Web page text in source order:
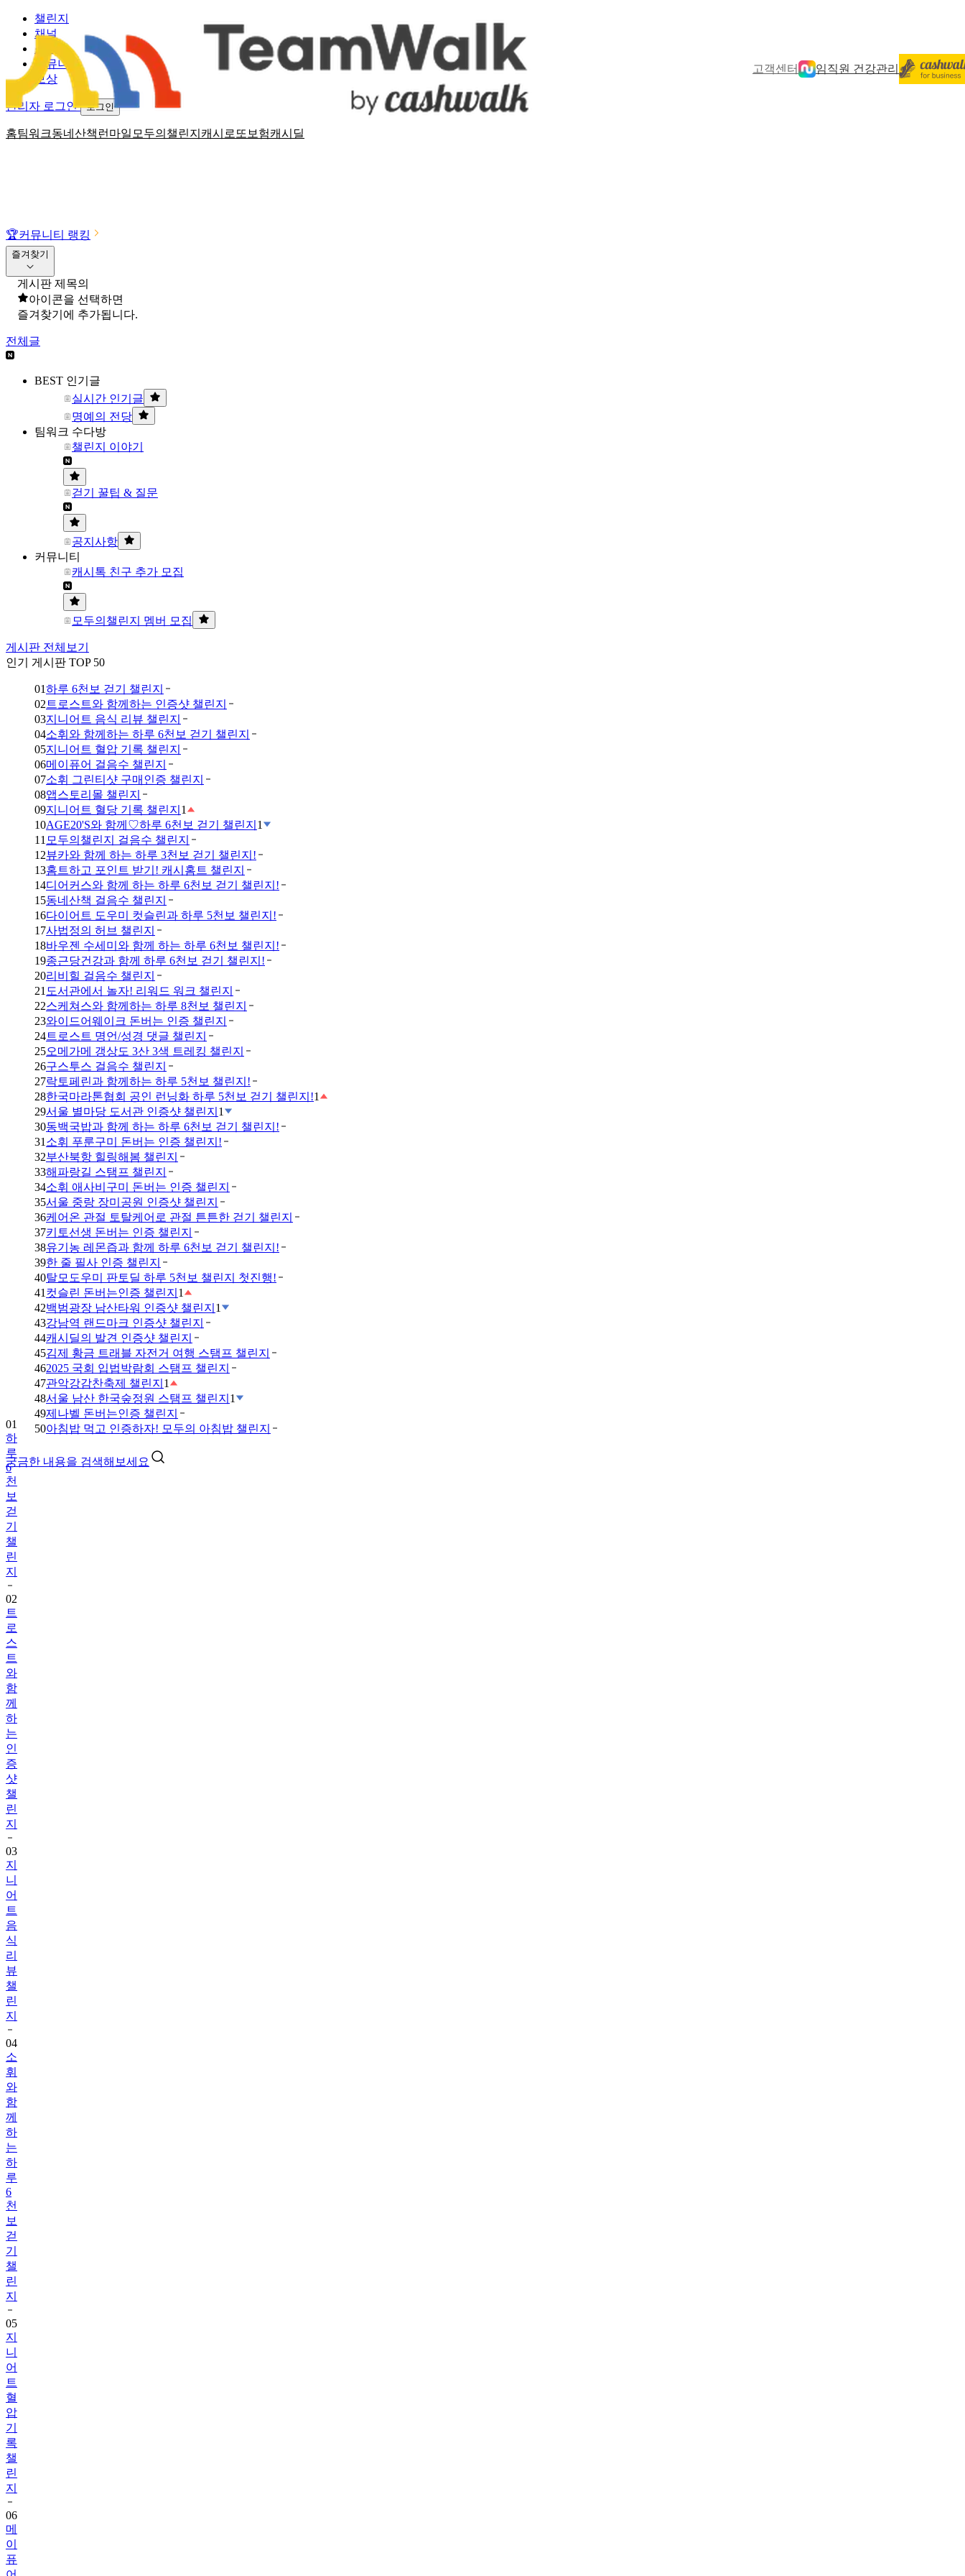
고객센터 임직원 건강관리
홈팀워크동네산책 런마일 모두의챌린지 캐시로또 보험캐시딜
챌린지
채널
소식
커뮤니티
보상
관리자 로그인 로그인
🏆커뮤니티 랭킹
즐겨찾기
게시판 제목의
아이콘을 선택하면
즐겨찾기에 추가됩니다.
전체글
BEST 인기글
실시간 인기글
명예의 전당
팀워크 수다방
챌린지 이야기
걷기 꿀팁 & 질문
공지사항
커뮤니티
캐시톡 친구 추가 모집
모두의챌린지 멤버 모집
게시판 전체보기
인기 게시판 TOP 50
01하루 6천보 걷기 챌린지
02 트로스트와 함께하는 인증샷 챌린지
03지니어트 음식 리뷰 챌린지
04소휘와 함께하는 하루 6천보 걷기 챌린지
05지니어트 혈압 기록 챌린지
06메이퓨어 걸음수 챌린지
07소휘 그린티샷 구매인증 챌린지
08앱스토리몰 챌린지
09지니어트 혈당 기록 챌린지 1
10AGE20'S와 함께♡하루 6천보 걷기 챌린지 1
11 모두의챌린지 걸음수 챌린지
12뷰카와 함께 하는 하루 3천보 걷기 챌린지!
13홈트하고 포인트 받기! 캐시홈트 챌린지
14디어커스와 함께 하는 하루 6천보 걷기 챌린지!
15동네산책 걸음수 챌린지
16다이어트 도우미 컷슬린과 하루 5천보 챌린지!
17사법정의 허브 챌린지
18바우젠 수세미와 함께 하는 하루 6천보 챌린지!
19종근당건강과 함께 하루 6천보 걷기 챌린지!
20리비힐 걸음수 챌린지
21 도서관에서 놀자! 리워드 워크 챌린지
22스케쳐스와 함께하는 하루 8천보 챌린지
23와이드어웨이크 돈버는 인증 챌린지
24트로스트 명언/성경 댓글 챌린지
25오메가메 갱상도 3산 3색 트레킹 챌린지
26구스투스 걸음수 챌린지
27락토페린과 함께하는 하루 5천보 챌린지!
28한국마라톤협회 공인 런닝화 하루 5천보 걷기 챌린지!1
29서울 별마당 도서관 인증샷 챌린지 1
30동백국밥과 함께 하는 하루 6천보 걷기 챌린지!
31 소휘 푸룬구미 돈버는 인증 챌린지!
32부산북항 힐링해봄 챌린지
33해파랑길 스탬프 챌린지
34소휘 애사비구미 돈버는 인증 챌린지
35서울 중랑 장미공원 인증샷 챌린지
36케어온 관절 토탈케어로 관절 튼튼한 걷기 챌린지
37키토선생 돈버는 인증 챌린지
38유기농 레몬즙과 함께 하루 6천보 걷기 챌린지!
39한 줄 필사 인증 챌린지
40탈모도우미 판토딜 하루 5천보 챌린지 첫진행!
41 컷슬린 돈버는인증 챌린지 1
42백범광장 남산타워 인증샷 챌린지 1
43강남역 랜드마크 인증샷 챌린지
44캐시딜의 발견 인증샷 챌린지
45김제 황금 트래블 자전거 여행 스탬프 챌린지
462025 국회 입법박람회 스탬프 챌린지
47관악강감찬축제 챌린지 1
48서울 남산 한국숲정원 스탬프 챌린지 1
49제나벨 돈버는인증 챌린지
50아침밥 먹고 인증하자! 모두의 아침밥 챌린지
궁금한 내용을 검색해보세요
01
하
루
6
천
보
걷
기
챌
린
지
02
트
로
스
트
와
함
께
하
는
인
증
샷
챌
린
지
03
지
니
어
트
음
식
리
뷰
챌
린
지
04
소
휘
와
함
께
하
는
하
루
6
천
보
걷
기
챌
린
지
05
지
니
어
트
혈
압
기
록
챌
린
지
06
메
이
퓨